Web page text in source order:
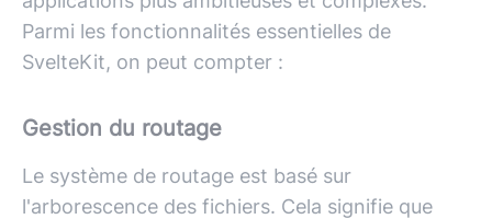
Parmi les fonctionnalités essentielles de
SvelteKit, on peut compter :
Gestion du routage
Le système de routage est basé sur
l'arborescence des fichiers. Cela signifie que